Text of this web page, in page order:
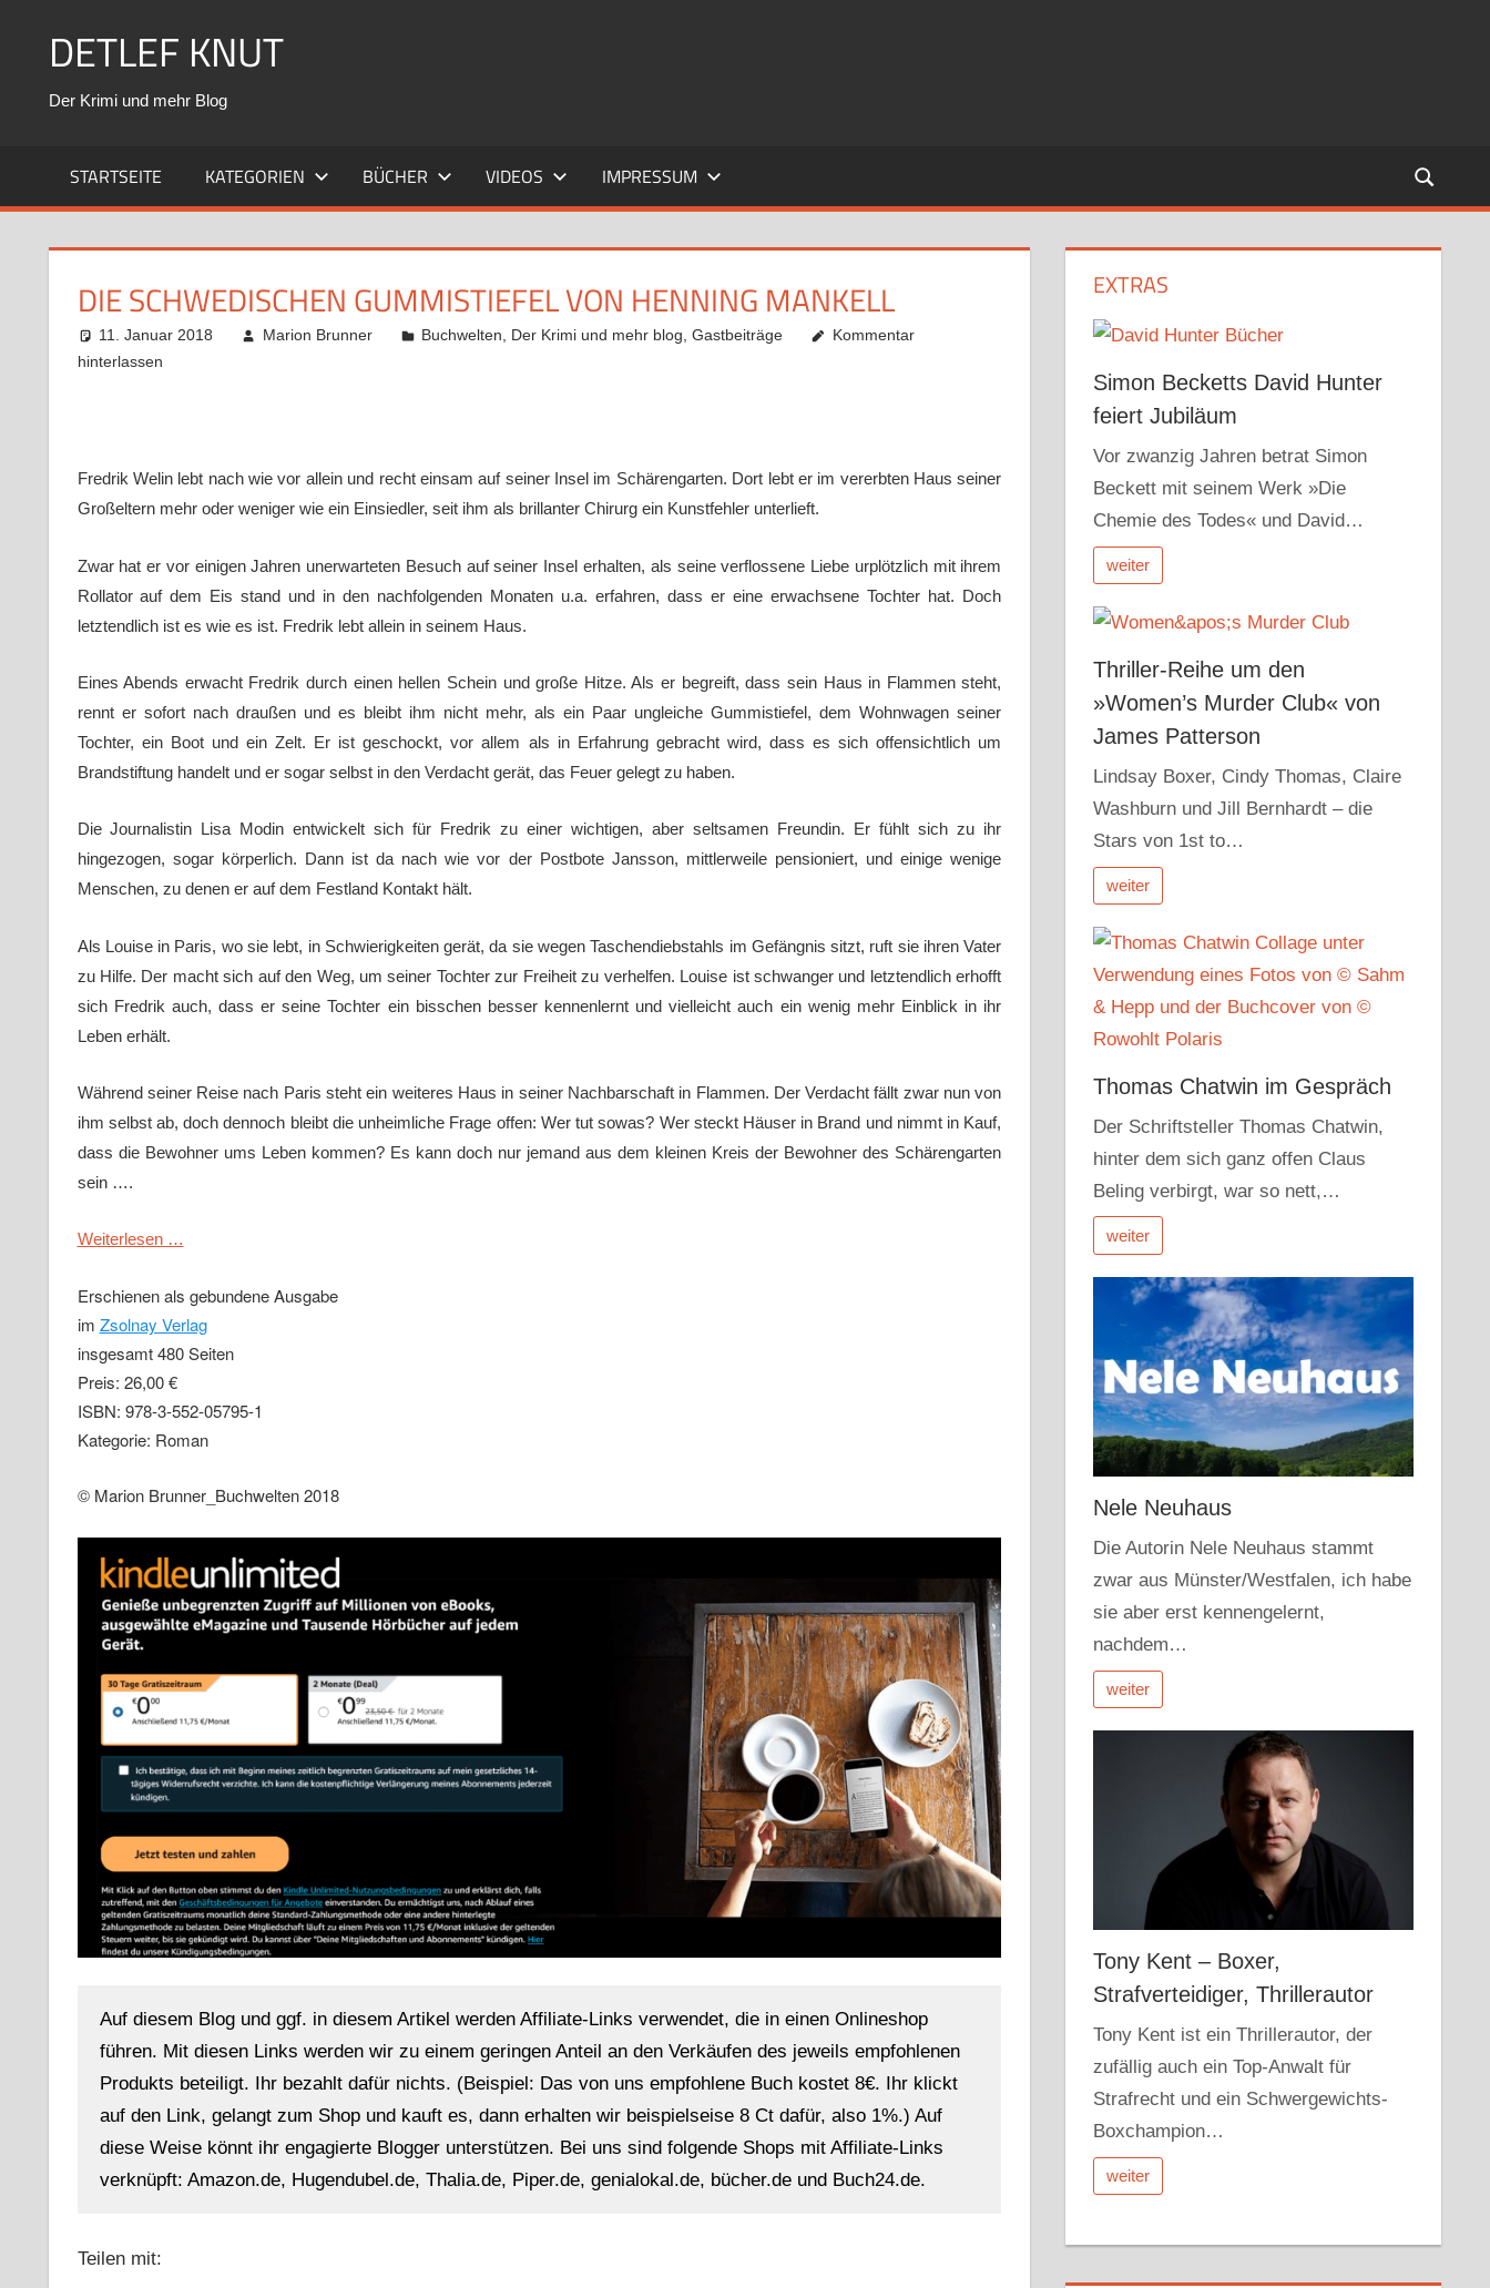
DETLEF KNUT
Der Krimi und mehr Blog
STARTSEITE KATEGORIEN BÜCHER VIDEOS IMPRESSUM
DIE SCHWEDISCHEN GUMMISTIEFEL VON HENNING MANKELL
11. Januar 2018 Marion Brunner Buchwelten Der Krimi und mehr blog ,Gastbeiträge
Kommentar
hinterlassen
Fredrik Welin lebt nach wie vor allein und recht einsam auf seiner Insel im Schärengarten. Dort lebt er im vererbten Haus seiner
Großeltern mehr oder weniger wie ein Einsiedler, seit ihm als brillanter Chirurg ein Kunstfehler unterlieft.
Zwar hat er vor einigen Jahren unerwarteten Besuch auf seiner Insel erhalten, als seine verflossene Liebe urplötzlich mit ihrem
Rollator auf dem Eis stand und in den nachfolgenden Monaten u.a. erfahren, dass er eine erwachsene Tochter hat. Doch
letztendlich ist es wie es ist. Fredrik lebt allein in seinem Haus.
Eines Abends erwacht Fredrik durch einen hellen Schein und große Hitze. Als er begreift, dass sein Haus in Flammen steht,
rennt er sofort nach draußen und es bleibt ihm nicht mehr, als ein Paar ungleiche Gummistiefel, dem Wohnwagen seiner
Tochter, ein Boot und ein Zelt. Er ist geschockt, vor allem als in Erfahrung gebracht wird, dass es sich offensichtlich um
Brandstiftung handelt und er sogar selbst in den Verdacht gerät, das Feuer gelegt zu haben.
Die Journalistin Lisa Modin entwickelt sich für Fredrik zu einer wichtigen, aber seltsamen Freundin. Er fühlt sich zu ihr
hingezogen, sogar körperlich. Dann ist da nach wie vor der Postbote Jansson, mittlerweile pensioniert, und einige wenige
Menschen, zu denen er auf dem Festland Kontakt hält.
Als Louise in Paris, wo sie lebt, in Schwierigkeiten gerät, da sie wegen Taschendiebstahls im Gefängnis sitzt, ruft sie ihren Vater
zu Hilfe. Der macht sich auf den Weg, um seiner Tochter zur Freiheit zu verhelfen. Louise ist schwanger und letztendlich erhofft
sich Fredrik auch, dass er seine Tochter ein bisschen besser kennenlernt und vielleicht auch ein wenig mehr Einblick in ihr
Leben erhält.
Während seiner Reise nach Paris steht ein weiteres Haus in seiner Nachbarschaft in Flammen. Der Verdacht fällt zwar nun von
ihm selbst ab, doch dennoch bleibt die unheimliche Frage offen: Wer tut sowas? Wer steckt Häuser in Brand und nimmt in Kauf,
dass die Bewohner ums Leben kommen? Es kann doch nur jemand aus dem kleinen Kreis der Bewohner des Schärengarten
sein ….
Weiterlesen …
Erschienen als gebundene Ausgabe
im Zsolnay Verlag
insgesamt 480 Seiten
Preis: 26,00 €
ISBN: 978-3-552-05795-1
Kategorie: Roman
© Marion Brunner_Buchwelten 2018
Auf diesem Blog und ggf. in diesem Artikel werden Affiliate-Links verwendet, die in einen Onlineshop
führen. Mit diesen Links werden wir zu einem geringen Anteil an den Verkäufen des jeweils empfohlenen
Produkts beteiligt. Ihr bezahlt dafür nichts. (Beispiel: Das von uns empfohlene Buch kostet 8€. Ihr klickt
auf den Link, gelangt zum Shop und kauft es, dann erhalten wir beispielseise 8 Ct dafür, also 1%.) Auf
diese Weise könnt ihr engagierte Blogger unterstützen. Bei uns sind folgende Shops mit Affiliate-Links
verknüpft: Amazon.de, Hugendubel.de, Thalia.de, Piper.de, genialokal.de, bücher.de und Buch24.de.
Teilen mit:
EXTRAS
Simon Becketts David Hunter
feiert Jubiläum
Vor zwanzig Jahren betrat Simon
Beckett mit seinem Werk »Die
Chemie des Todes« und David…
weiter
Thriller-Reihe um den
»Women’s Murder Club« von
James Patterson
Lindsay Boxer, Cindy Thomas, Claire
Washburn und Jill Bernhardt – die
Stars von 1st to…
weiter
Thomas Chatwin im Gespräch
Der Schriftsteller Thomas Chatwin,
hinter dem sich ganz offen Claus
Beling verbirgt, war so nett,…
weiter
Nele Neuhaus
Die Autorin Nele Neuhaus stammt
zwar aus Münster/Westfalen, ich habe
sie aber erst kennengelernt,
nachdem…
weiter
Tony Kent – Boxer,
Strafverteidiger, Thrillerautor
Tony Kent ist ein Thrillerautor, der
zufällig auch ein Top-Anwalt für
Strafrecht und ein Schwergewichts-
Boxchampion…
weiter